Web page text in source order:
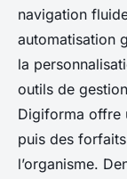
navigation
automatisation
la
outils de
Digiforma offre
puis des
l’organisme.